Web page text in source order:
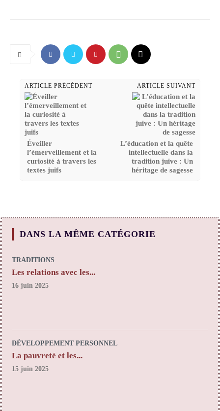
ARTICLE PRÉCÉDENT
Éveiller
l’émerveillement et la
curiosité à travers les
textes juifs
ARTICLE SUIVANT
L’éducation et la quête
intellectuelle dans la
tradition juive : Un
héritage de sagesse
DANS LA MÊME CATÉGORIE
TRADITIONS
Les relations avec les...
16 juin 2025
DÉVELOPPEMENT PERSONNEL
La pauvreté et les...
15 juin 2025